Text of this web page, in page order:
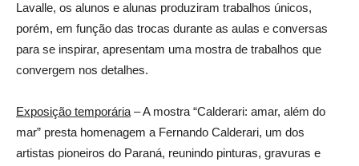
Lavalle, os alunos e alunas produziram trabalhos únicos,
porém, em função das trocas durante as aulas e conversas
para se inspirar, apresentam uma mostra de trabalhos que
convergem nos detalhes.
Exposição temporária – A mostra “Calderari: amar, além do
mar” presta homenagem a Fernando Calderari, um dos
artistas pioneiros do Paraná, reunindo pinturas, gravuras e